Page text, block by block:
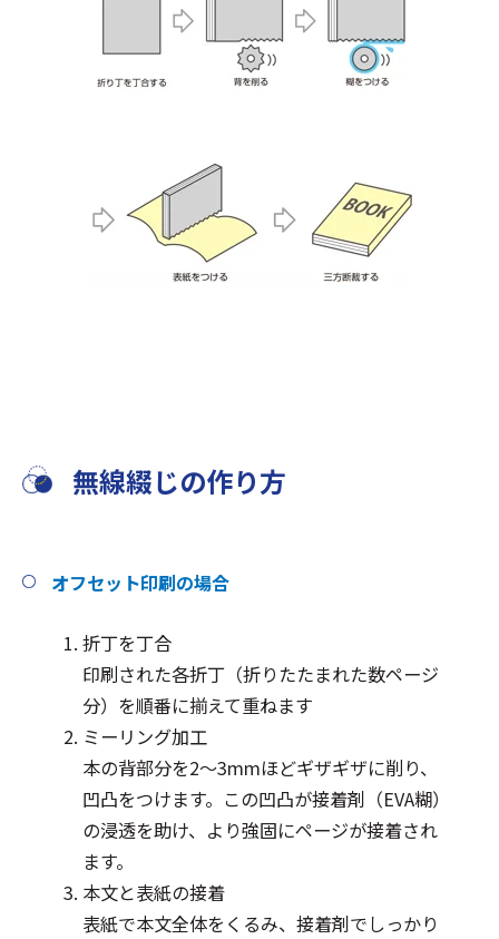
無線綴じの作り方
オフセット印刷の場合
折丁を丁合
印刷された各折丁（折りたたまれた数ページ
分）を順番に揃えて重ねます
ミーリング加工
本の背部分を2～3mmほどギザギザに削り、
凹凸をつけます。この凹凸が接着剤（EVA糊）
の浸透を助け、より強固にページが接着され
ます。
本文と表紙の接着
表紙で本文全体をくるみ、接着剤でしっかり